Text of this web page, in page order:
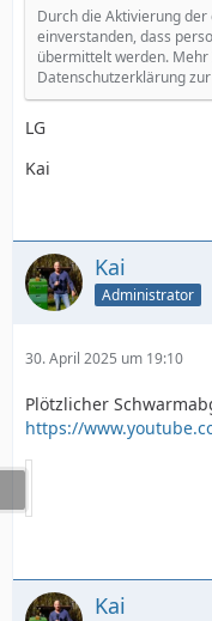
Durch die Aktivierung
einverstanden, dass
übermittelt werden.
Datenschutzerklärung
LG
Kai
Kai
Administrator
30. April 2025 um 19:10
Plötzlicher
https://
Kai